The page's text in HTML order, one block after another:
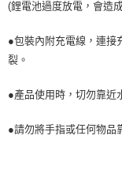
(鋰電池過度放電，會造
●包裝內附充電線，連接
裂。
●產品使用時，切勿靠近
●請勿將手指或任何物品